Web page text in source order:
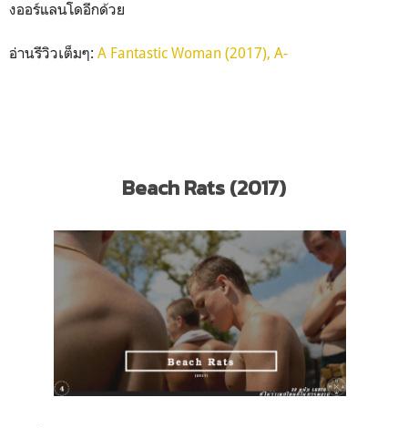
งออร์แลนโดอีกด้วย
อ่านรีวิวเต็มๆ: A Fantastic Woman (2017), A-
Beach Rats (2017)